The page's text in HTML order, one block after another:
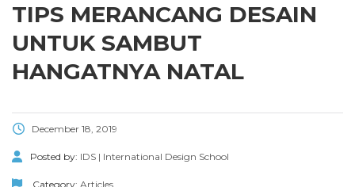
TIPS MERANCANG DESAIN
UNTUK SAMBUT
HANGATNYA NATAL
December 18, 2019
Posted by: IDS | International Design School
Category: Articles